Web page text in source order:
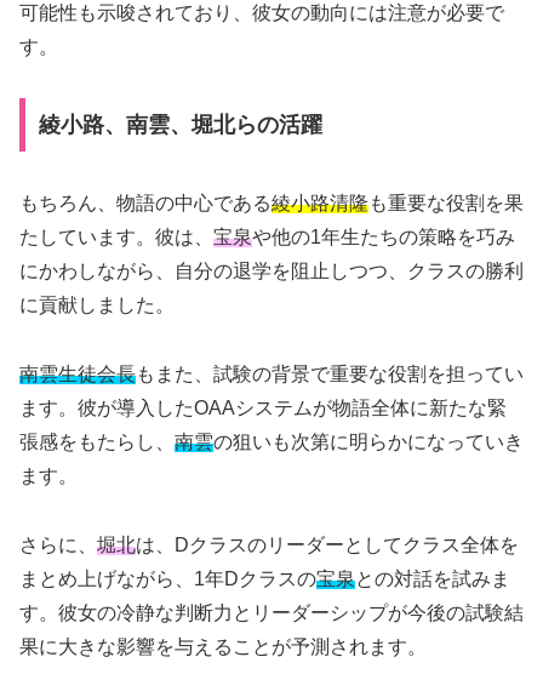
可能性も示唆されており、彼女の動向には注意が必要で
す。
綾小路、南雲、堀北らの活躍
もちろん、物語の中心である綾小路清隆も重要な役割を果
たしています。彼は、 宝泉や他の1年生たちの策略を巧み
にかわしながら、自分の退学を阻止しつつ、クラスの勝利
に貢献しました。
南雲生徒会長もまた、試験の背景で重要な役割を担ってい
ます。彼が導入したOAAシステムが物語全体に新たな緊
張感をもたらし、 南雲の狙いも次第に明らかになっていき
ます。
さらに、 堀北は、Dクラスのリーダーとしてクラス全体を
まとめ上げながら、1年Dクラスの宝泉との対話を試みま
す。彼女の冷静な判断力とリーダーシップが今後の試験結
果に大きな影響を与えることが予測されます。